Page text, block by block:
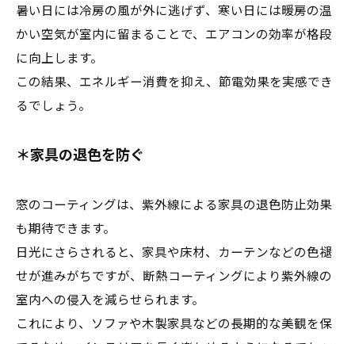
暑い日には冷房の風が外に逃げず、寒い日には暖房の温
かい空気が室内に留まることで、エアコンの効率が格段
に向上します。
この結果、エネルギー消費を抑え、節電効果を実感でき
るでしょう。
＊家具の退色を防ぐ
窓のコーティングは、紫外線による家具の退色防止効果
も期待できます。
日光にさらされると、家具や床材、カーテンなどの色褪
せが進みがちですが、断熱コーティングにより紫外線の
室内への侵入を減らせられます。
これにより、ソファや木製家具などの長期的な美観を保